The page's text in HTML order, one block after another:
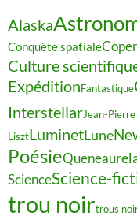
Alaska
Conquête spatiale
Culture
ExpéditionFantastique
InterstellarJean-
LisztLuminetLune
PoésieQueneau
ScienceScience-
trou noirtrous